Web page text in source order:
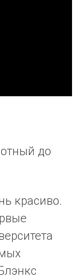
до
красиво.